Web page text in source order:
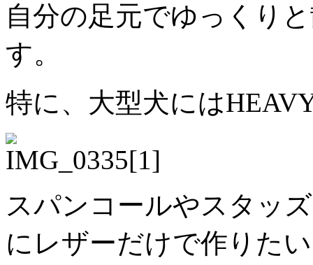
自分の足元でゆっくり
す。
特に、大型犬には
スパンコールやスタッ
にレザーだけで作りた